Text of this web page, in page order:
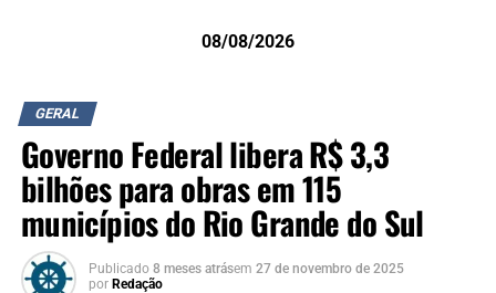
08/08/2026
GERAL
Governo Federal libera R$ 3,3
bilhões para obras em 115
municípios do Rio Grande do Sul
Publicado 8 meses atrásem 27 de novembro de 2025
por Redação